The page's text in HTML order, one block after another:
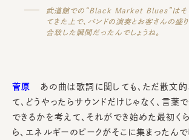
武道館での“Black Market Blues”はそ
てきた上で、バンドの演奏とお客さんの盛
合致した瞬間だったんでしょうね。
菅原
あの曲は歌詞に関しても、ただ散文的
て、どうやったらサウンドだけじゃなく、言葉
できるかを考えて、それができ始めた最初く
ら、エネルギーのピークがそこに集まったんで